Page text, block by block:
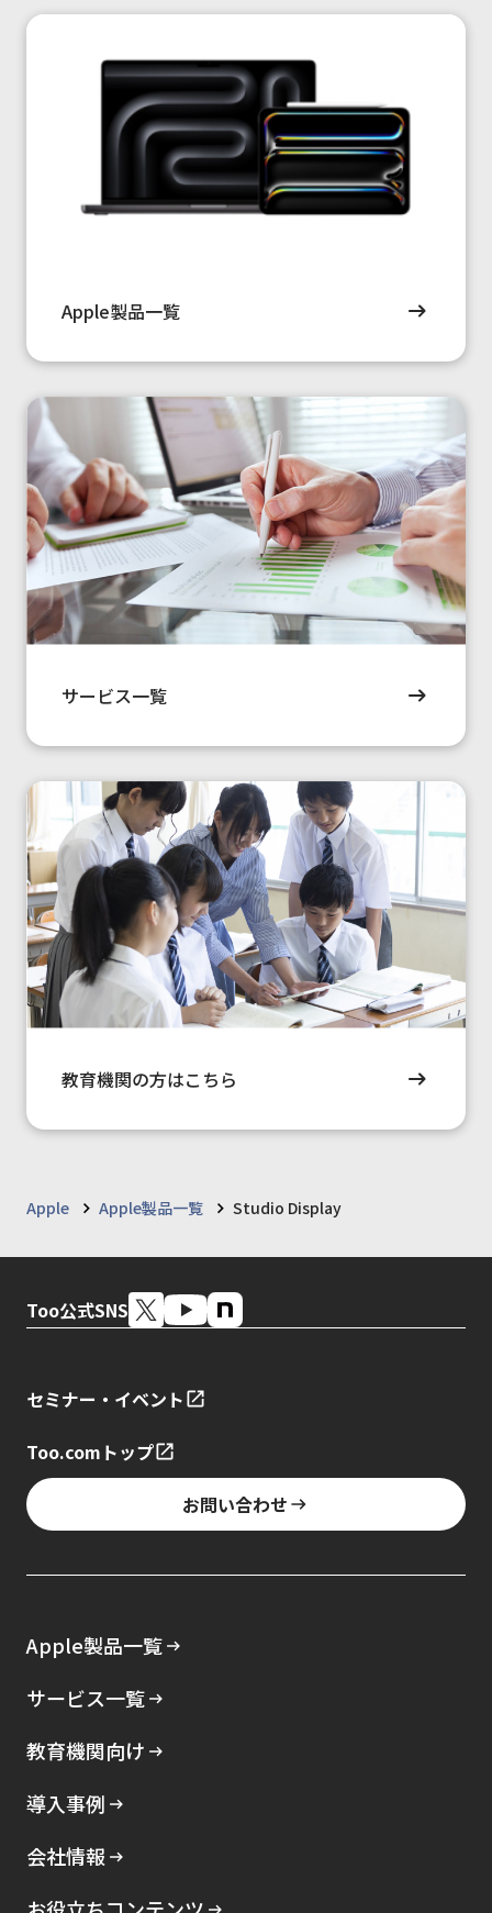
Apple製品一覧
サービス一覧
教育機関の方はこちら
Apple Apple製品一覧 Studio Display
Too公式SNS
セミナー・イベント
Too.comトップ
お問い合わせ
Apple製品一覧
サービス一覧
教育機関向け
導入事例
会社情報